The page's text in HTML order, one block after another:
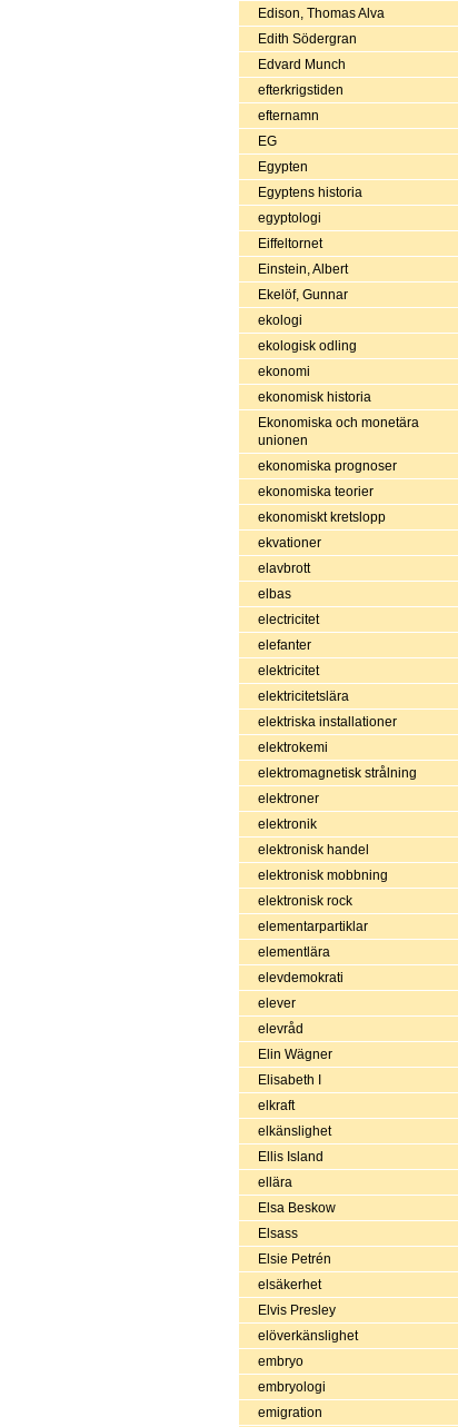
Edison, Thomas Alva
Edith Södergran
Edvard Munch
efterkrigstiden
efternamn
EG
Egypten
Egyptens historia
egyptologi
Eiffeltornet
Einstein, Albert
Ekelöf, Gunnar
ekologi
ekologisk odling
ekonomi
ekonomisk historia
Ekonomiska och monetära
unionen
ekonomiska prognoser
ekonomiska teorier
ekonomiskt kretslopp
ekvationer
elavbrott
elbas
electricitet
elefanter
elektricitet
elektricitetslära
elektriska installationer
elektrokemi
elektromagnetisk strålning
elektroner
elektronik
elektronisk handel
elektronisk mobbning
elektronisk rock
elementarpartiklar
elementlära
elevdemokrati
elever
elevråd
Elin Wägner
Elisabeth I
elkraft
elkänslighet
Ellis Island
ellära
Elsa Beskow
Elsass
Elsie Petrén
elsäkerhet
Elvis Presley
elöverkänslighet
embryo
embryologi
emigration